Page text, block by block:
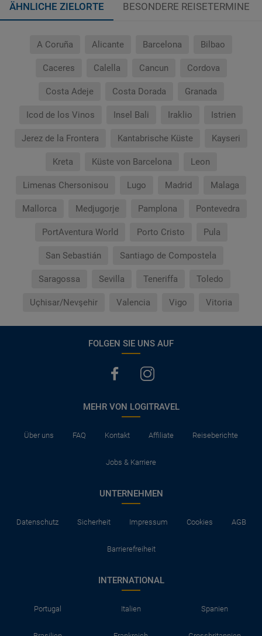
ÄHNLICHE ZIELORTE BESONDERE REISETERMINE
A Coruña Alicante Barcelona Bilbao
Caceres Calella Cancun Cordova
Costa Adeje Costa Dorada Granada
Icod de los Vinos Insel Bali Iraklio Istrien
Jerez de la Frontera Kantabrische Küste Kayseri
Kreta Küste von Barcelona Leon
Limenas Chersonisou Lugo Madrid Malaga
Mallorca Medjugorje Pamplona Pontevedra
PortAventura World Porto Cristo Pula
San Sebastián Santiago de Compostela
Saragossa Sevilla Teneriffa Toledo
Uçhisar/Nevşehir Valencia Vigo Vitoria
FOLGEN SIE UNS AUF
MEHR VON LOGITRAVEL
Über uns FAQ Kontakt Affiliate Reiseberichte
Jobs & Karriere
UNTERNEHMEN
Datenschutz Sicherheit Impressum Cookies AGB
Barrierefreiheit
INTERNATIONAL
Portugal Italien Spanien